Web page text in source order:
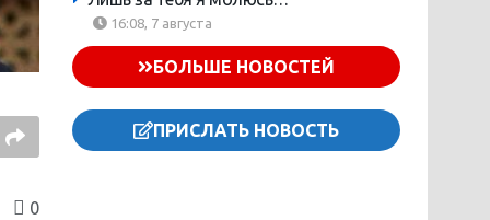
0
16:08, 7 августа
БОЛЬШЕ НОВОСТЕЙ
ПРИСЛАТЬ НОВОСТЬ